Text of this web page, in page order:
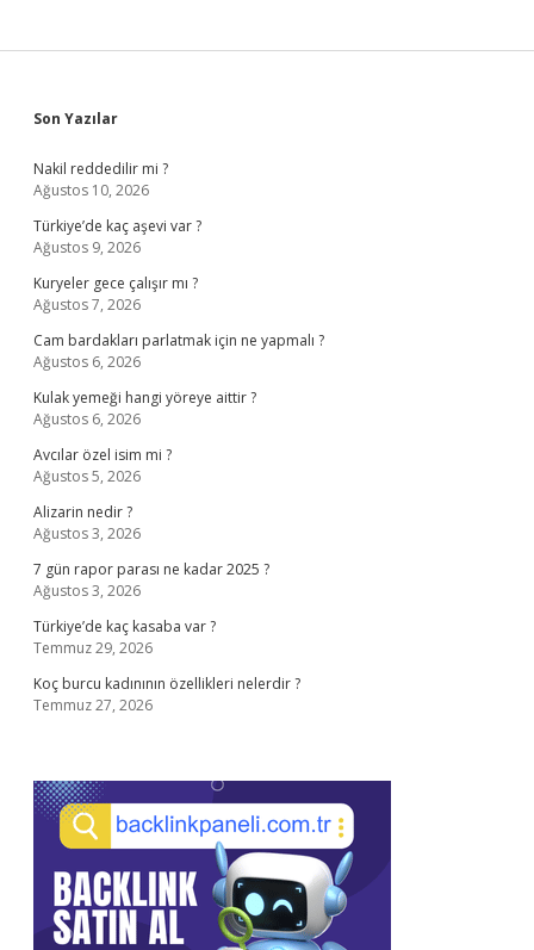
Sidebar
Son Yazılar
Nakil reddedilir mi ?
Ağustos 10, 2026
Türkiye’de kaç aşevi var ?
Ağustos 9, 2026
Kuryeler gece çalışır mı ?
Ağustos 7, 2026
Cam bardakları parlatmak için ne yapmalı ?
Ağustos 6, 2026
Kulak yemeği hangi yöreye aittir ?
Ağustos 6, 2026
Avcılar özel isim mi ?
Ağustos 5, 2026
Alizarin nedir ?
Ağustos 3, 2026
7 gün rapor parası ne kadar 2025 ?
Ağustos 3, 2026
Türkiye’de kaç kasaba var ?
Temmuz 29, 2026
Koç burcu kadınının özellikleri nelerdir ?
Temmuz 27, 2026